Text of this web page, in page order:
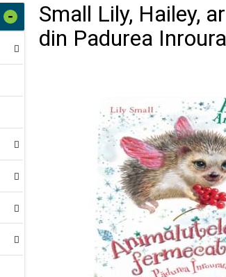
-
Small Lily, Hailey,
din Padurea